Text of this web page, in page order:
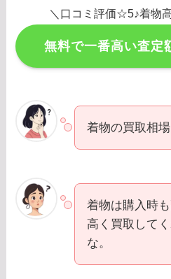
＼口コミ評価☆5♪着物
無料で一番高い査定
着物の買取相
着物は購入時
高く買取して
な。